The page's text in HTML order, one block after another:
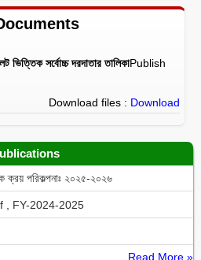
ভিত্তিক সর্বোচ্চ দরদাতার তালিকাPublish
Download files : Download
ক্রয় পরিকল্পনাঃ ২০২৫-২০২৬
, FY-2024-2025
Read More »